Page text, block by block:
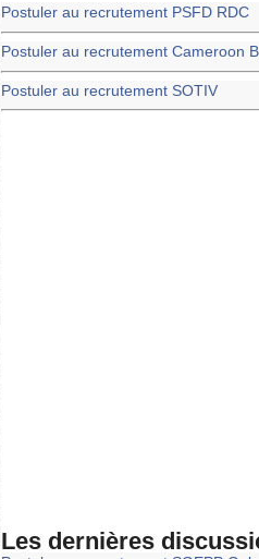
Postuler au recrutement PSFD RDC
Postuler au recrutement Cameroon
Postuler au recrutement SOTIV
Les dernières